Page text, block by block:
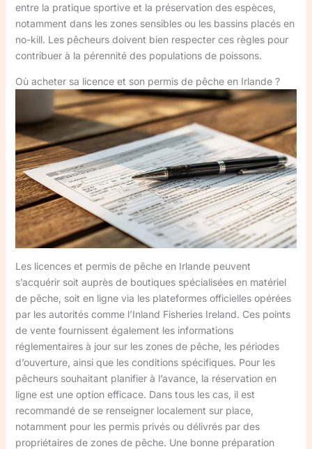
entre la pratique sportive et la préservation des espèces,
notamment dans les zones sensibles ou les bassins placés en
no-kill. Les pêcheurs doivent bien respecter ces règles pour
contribuer à la pérennité des populations de poissons.
Où acheter sa licence et son permis de pêche en Irlande ?
Les licences et permis de pêche en Irlande peuvent
s’acquérir soit auprès de boutiques spécialisées en matériel
de pêche, soit en ligne via les plateformes officielles opérées
par les autorités comme l’Inland Fisheries Ireland. Ces points
de vente fournissent également les informations
réglementaires à jour sur les zones de pêche, les périodes
d’ouverture, ainsi que les conditions spécifiques. Pour les
pêcheurs souhaitant planifier à l’avance, la réservation en
ligne est une option efficace. Dans tous les cas, il est
recommandé de se renseigner localement sur place,
notamment pour les permis privés ou délivrés par des
propriétaires de zones de pêche. Une bonne préparation